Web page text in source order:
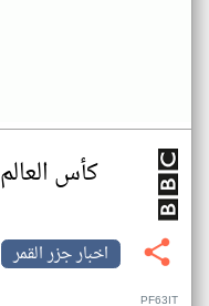
كأس العالم 2026
اخبار جزر القمر
PF63IT